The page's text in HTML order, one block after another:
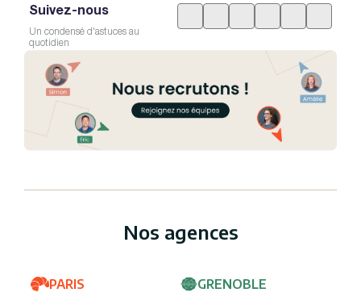
Suivez-nous
Un condensé d'astuces au
quotidien
Nos agences
PARIS GRENOBLE